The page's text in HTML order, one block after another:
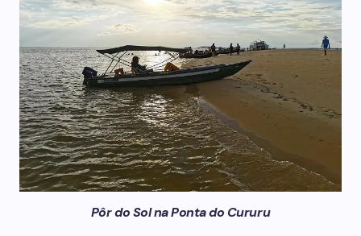
Pôr do Sol na Ponta do Cururu